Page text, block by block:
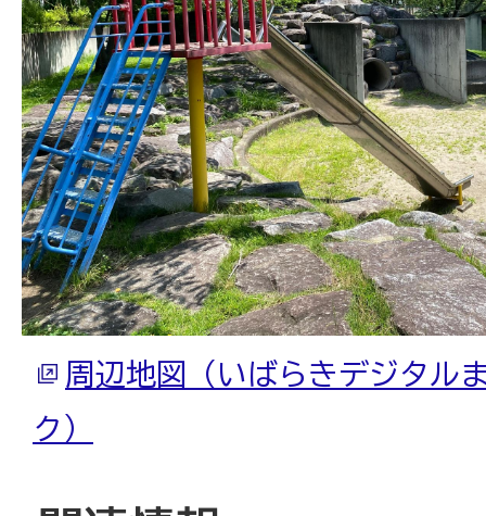
周辺地図（いばらきデジタル
ク）